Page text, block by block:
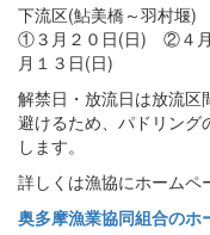
下流区(鮎美橋～羽村堰)
①３月２０日(日) ②４
月１３日(日)
解禁日・放流日は放流区
避けるため、パドリング
します。
詳しくは漁協にホームペ
奥多摩漁業協同組合のホ